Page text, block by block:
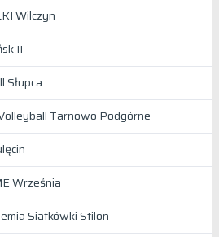
Wilczyn
II
Słupca
Tarnowo Podgórne
Września
Siatkówki Stilon